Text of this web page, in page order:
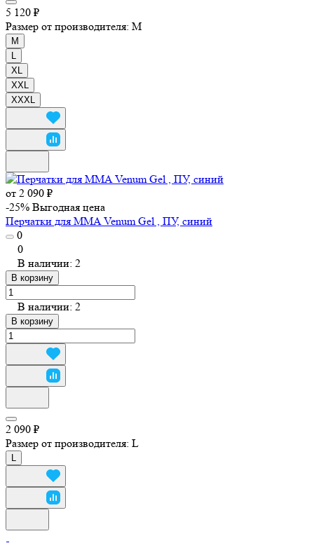
5 120 ₽
Размер от производителя: M
M
XL
XXL
XXXL
от 2 090 ₽
-25% Выгодная цена
Перчатки для MMA Venum Gel , ПУ, синий
0
0
В наличии: 2
В корзину
В наличии: 2
В корзину
2 090 ₽
Размер от производителя: L